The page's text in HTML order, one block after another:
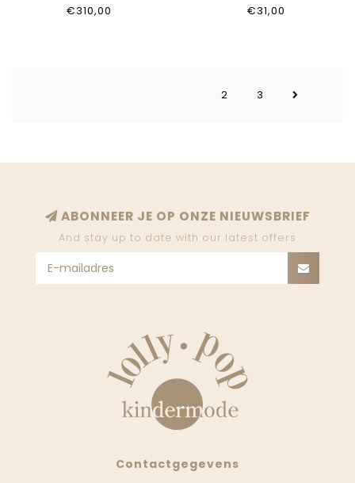
€310,00
€31,00
2 3
ABONNEER JE OP ONZE NIEUWSBRIEF
And stay up to date with our latest offers
Contactgegevens